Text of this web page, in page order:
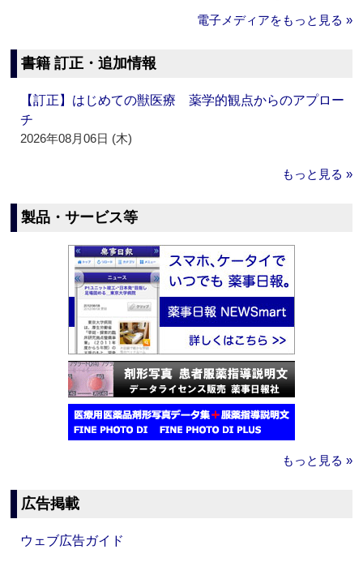
電子メディアをもっと見る »
書籍 訂正・追加情報
【訂正】はじめての獣医療 薬学的観点からのアプロー
チ
2026年08月06日 (木)
もっと見る »
製品・サービス等
もっと見る »
広告掲載
ウェブ広告ガイド